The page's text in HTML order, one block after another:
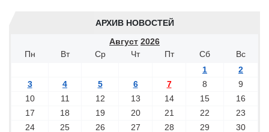
АРХИВ НОВОСТЕЙ
Август 2026
Пн
Вт Ср Чт Пт Сб
Вс
1
2
3
4 5 6 7 8
9
10
11 12 13 14 15
16
17
18 19 20 21 22
23
24
25 26 27 28 29
30